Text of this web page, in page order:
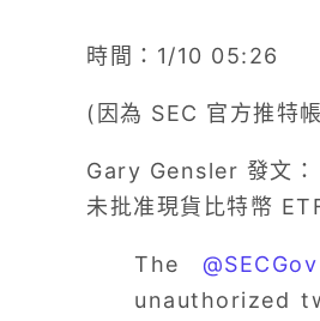
時間：1/10 05:26
(因為 SEC 官方推特
Gary Gensler 發文：
未批准現貨比特幣
The @SECGov
unauthorized